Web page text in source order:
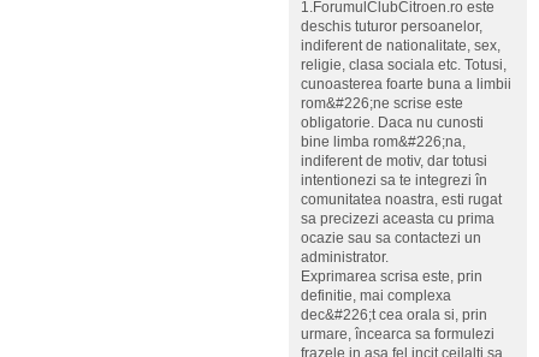
1.ForumulClubCitroen.ro este
deschis tuturor persoanelor,
indiferent de nationalitate, sex,
religie, clasa sociala etc. Totusi,
cunoasterea foarte buna a limbii
rom&#226;ne scrise este
obligatorie. Daca nu cunosti
bine limba rom&#226;na,
indiferent de motiv, dar totusi
intentionezi sa te integrezi în
comunitatea noastra, esti rugat
sa precizezi aceasta cu prima
ocazie sau sa contactezi un
administrator.
Exprimarea scrisa este, prin
definitie, mai complexa
dec&#226;t cea orala si, prin
urmare, încearca sa formulezi
frazele in asa fel incit ceilalti sa